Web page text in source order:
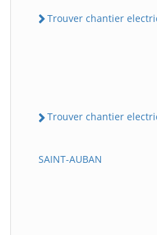
Trouver chantier
Trouver chantier
SAINT-AUBAN